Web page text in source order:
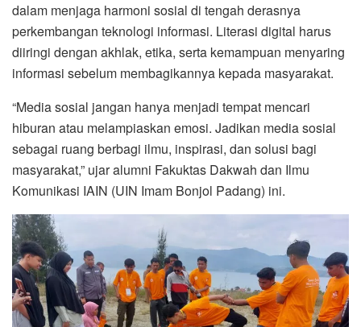
dalam menjaga harmoni sosial di tengah derasnya
perkembangan teknologi informasi. Literasi digital harus
diiringi dengan akhlak, etika, serta kemampuan menyaring
informasi sebelum membagikannya kepada masyarakat.
“Media sosial jangan hanya menjadi tempat mencari
hiburan atau melampiaskan emosi. Jadikan media sosial
sebagai ruang berbagi ilmu, inspirasi, dan solusi bagi
masyarakat,” ujar alumni Fakuktas Dakwah dan Ilmu
Komunikasi IAIN (UIN Imam Bonjol Padang) ini.